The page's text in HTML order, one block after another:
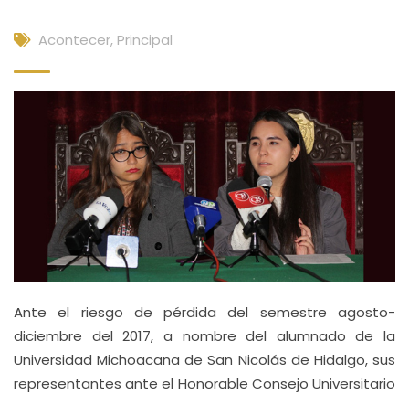
Acontecer, Principal
Ante el riesgo de pérdida del semestre agosto-
diciembre del 2017, a nombre del alumnado de la
Universidad Michoacana de San Nicolás de Hidalgo, sus
representantes ante el Honorable Consejo Universitario